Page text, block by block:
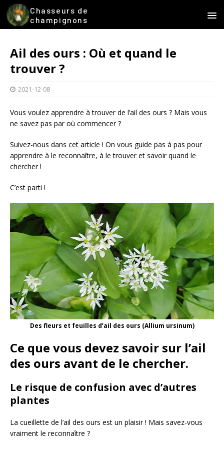
Chasseurs de
champignons
Ail des ours : Où et quand le
trouver ?
2021-12-08
Vous voulez apprendre à trouver de l’ail des ours ? Mais vous
ne savez pas par où commencer ?
Suivez-nous dans cet article ! On vous guide pas à pas pour
apprendre à le reconnaître, à le trouver et savoir quand le
chercher !
C’est parti !
Des fleurs et feuilles d’ail des ours (Allium ursinum)
Ce que vous devez savoir sur l’ail
des ours avant de le chercher.
Le risque de confusion avec d’autres
plantes
La cueillette de l’ail des ours est un plaisir ! Mais savez-vous
vraiment le reconnaître ?